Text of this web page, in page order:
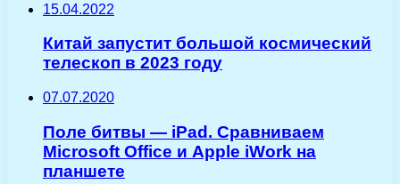
15.04.2022
Китай запустит большой космический
телескоп в 2023 году
07.07.2020
Поле битвы — iPad. Сравниваем
Microsoft Office и Apple iWork на
планшете